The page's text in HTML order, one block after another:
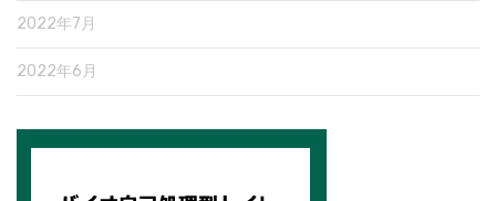
2022年7月
2022年6月